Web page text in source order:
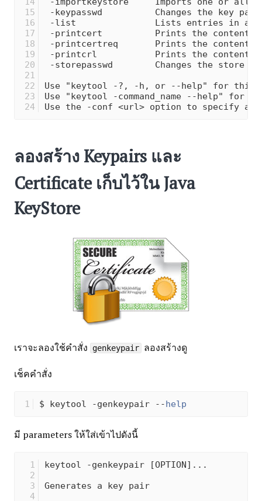
-keypasswd          Changes the
-list               Lists
-printcert          Prints the
-printcertreq       Prints the
-printcrl           Prints the
-storepasswd        Changes the
Use "keytool -?, -h, or --help"
Use "keytool -command_name --help"
Use the -conf <url> option to specify a
ลองสร้าง Keypairs และ
Certificate เก็บไว้ใน Java
KeyStore
เราจะลองใช้คำสั่ง genkeypair ลองสร้างดู
เช็คคำสั่ง
$ keytool -genkeypair -- help
มี parameters ให้ใส่เข้าไปดังนี้
keytool -
Generates